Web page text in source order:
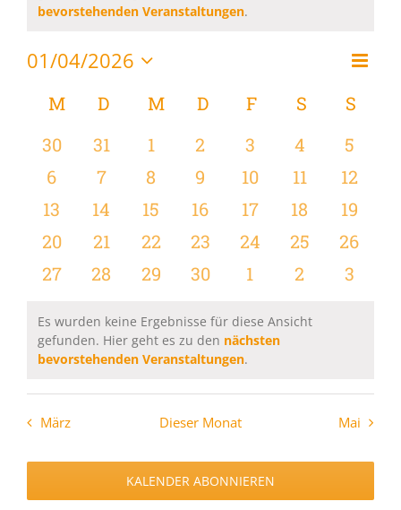
bevorstehenden Veranstaltungen.
Monat
01/04/2026
wählen.
Kalender
von
Veranstaltungen
MMONTAG
D DIENSTAG
MMITTWOCH
D DONNERSTAG
F FREITAG
S SAMSTAG
S
0
Veranstaltungen
30
0
Veranstaltungen
31
0
Veranstaltungen
1
0
Veranstaltungen
2
0
Veranstaltungen
3
0
4
0
5
0
Veranstaltungen
6
0
Veranstaltungen
7
0
Veranstaltungen
8
0
Veranstaltungen
9
0
Veranstaltungen
10
0
11
0
12
0
Veranstaltungen
13
0
Veranstaltungen
14
0
Veranstaltungen
15
0
Veranstaltungen
16
0
Veranstaltungen
17
0
18
0
19
0
Veranstaltungen
20
0
Veranstaltungen
21
0
Veranstaltungen
22
0
Veranstaltungen
23
0
Veranstaltungen
24
0
25
0
26
0
27
0
28
0
29
0
30
0
1
0
2
0
3
Hinweis
Es wurden keine Ergebnisse für diese Ansicht
gefunden. Hier geht es zu den nächsten
bevorstehenden Veranstaltungen.
März Dieser Monat Mai
KALENDER ABONNIEREN